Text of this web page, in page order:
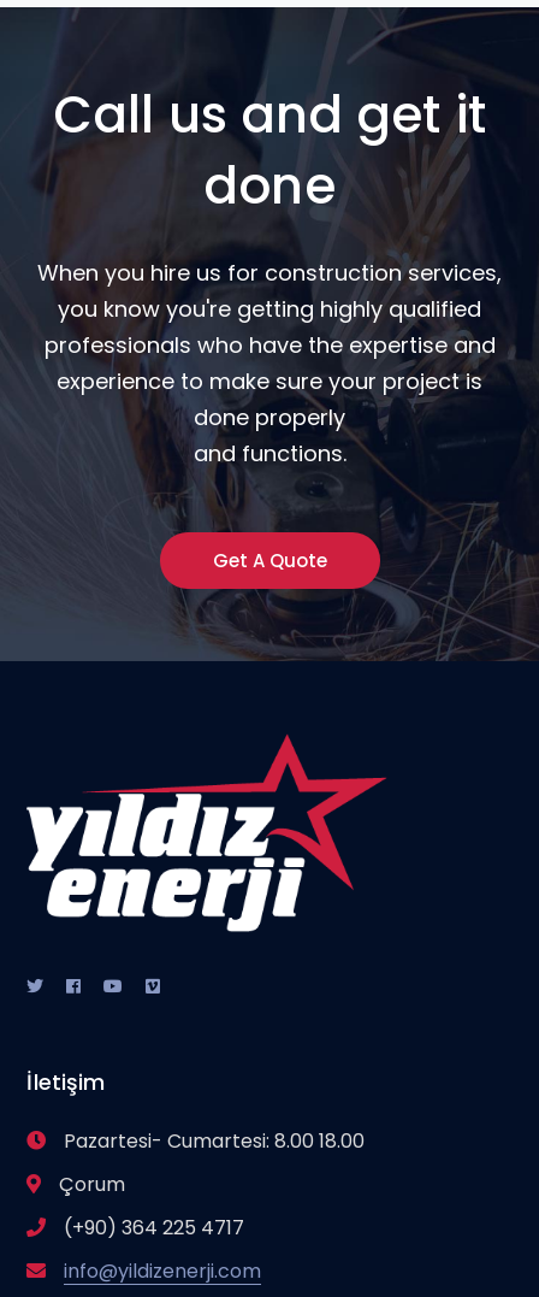
Call us and get it
done
When you hire us for construction services,
you know you're getting highly qualified
professionals who have the expertise and
experience to make sure your project is
done properly
and functions.
Get A Quote
İletişim
Pazartesi- Cumartesi: 8.00 18.00
Çorum
(+90) 364 225 4717
info@yildizenerji.com